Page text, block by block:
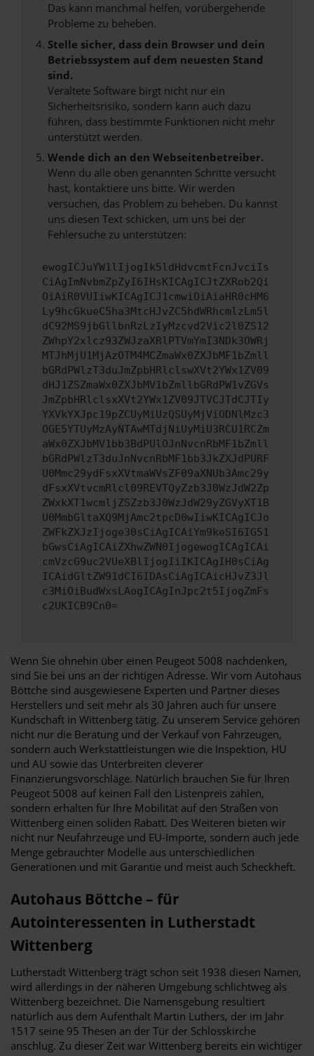
Das kann manchmal helfen, vorübergehende
Probleme zu beheben.
Stelle sicher, dass dein Browser und dein
Betriebssystem auf dem neuesten Stand
sind.
Veraltete Software birgt nicht nur ein
Sicherheitsrisiko, sondern kann auch dazu
führen, dass bestimmte Funktionen nicht mehr
unterstützt werden.
Wende dich an den Webseitenbetreiber.
Wenn du alle oben genannten Schritte versucht
hast, kontaktiere uns bitte. Wir werden
versuchen, das Problem zu beheben. Du kannst
uns diesen Text schicken, um uns bei der
Fehlersuche zu unterstützen:
ewogICJuYW1lIjogIk5ldHdvcmtFcnJvciIs
CiAgImNvbmZpZyI6IHsKICAgICJtZXRob2Qi
OiAiR0VUIiwKICAgICJ1cmwiOiAiaHR0cHM6
Ly9hcGkueC5ha3MtcHJvZC5hdWRhcmlzLm5l
dC92MS9jbGllbnRzLzIyMzcvd2Vic2l0ZS12
ZWhpY2xlcz93ZWJzaXRlPTVmYmI3NDk3OWRj
MTJhMjU1MjAzOTM4MCZmaWx0ZXJbMF1bZmll
bGRdPWlzT3duJmZpbHRlclswXVt2YWx1ZV09
dHJ1ZSZmaWx0ZXJbMV1bZmllbGRdPW1vZGVs
JmZpbHRlclsxXVt2YWx1ZV09JTVCJTdCJTIy
YXVkYXJpc19pZCUyMiUzQSUyMjViODNlMzc3
OGE5YTUyMzAyNTAwMTdjNiUyMiU3RCU1RCZm
aWx0ZXJbMV1bb3BdPUlOJnNvcnRbMF1bZmll
bGRdPWlzT3duJnNvcnRbMF1bb3JkZXJdPURF
U0Mmc29ydFsxXVtmaWVsZF09aXNUb3Amc29y
dFsxXVtvcmRlcl09REVTQyZzb3J0WzJdW2Zp
ZWxkXT1wcmljZSZzb3J0WzJdW29yZGVyXT1B
U0MmbGltaXQ9MjAmc2tpcD0wIiwKICAgICJo
ZWFkZXJzIjoge30sCiAgICAiYm9keSI6IG51
bGwsCiAgICAiZXhwZWN0IjogewogICAgICAi
cmVzcG9uc2VUeXBlIjogIiIKICAgIH0sCiAg
ICAidGltZW91dCI6IDAsCiAgICAicHJvZ3Jl
c3MiOiBudWxsLAogICAgInJpc2t5IjogZmFs
c2UKICB9Cn0=
Wenn Sie ohnehin über einen Peugeot 5008 nachdenken,
sind Sie bei uns an der richtigen Adresse. Wir vom Autohaus
Böttche sind ausgewiesene Experten und Partner dieses
Herstellers und seit mehr als 30 Jahren auch für unsere
Kundschaft in Wittenberg tätig. Zu unserem Service gehören
nicht nur die Beratung und der Verkauf von Fahrzeugen,
sondern auch Werkstattleistungen wie die Inspektion, HU
und AU sowie das Unterbreiten cleverer
Finanzierungsvorschläge. Natürlich brauchen Sie für Ihren
Peugeot 5008 auf keinen Fall den Listenpreis zahlen,
sondern erhalten für Ihre Mobilität auf den Straßen von
Wittenberg einen soliden Rabatt. Des Weiteren bieten wir
nicht nur Neufahrzeuge und EU-Importe, sondern auch jede
Menge gebrauchter Modelle aus unterschiedlichen
Generationen und mit Garantie und meist auch Scheckheft.
Autohaus Böttche – für
Autointeressenten in Lutherstadt
Wittenberg
Lutherstadt Wittenberg trägt schon seit 1938 diesen Namen,
wird allerdings in der näheren Umgebung schlichtweg als
Wittenberg bezeichnet. Die Namensgebung resultiert
natürlich aus dem Aufenthalt Martin Luthers, der im Jahr
1517 seine 95 Thesen an der Tür der Schlosskirche
anschlug. Zu dieser Zeit war Wittenberg bereits ein wichtiger